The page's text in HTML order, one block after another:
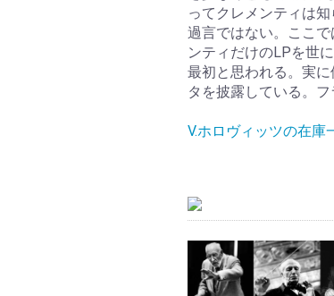
ってクレメンティは
過言ではない。ここ
ンティだけのLPを世
最初と思われる。実
タを披露している。
V.ホロヴィッツの在庫